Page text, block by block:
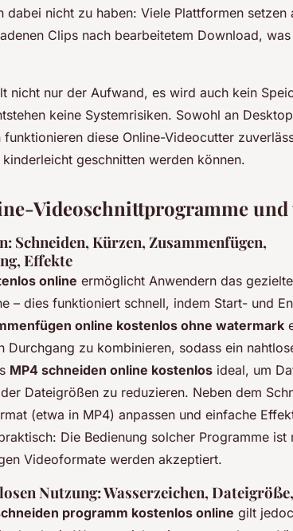
dabei nicht zu haben: Viele Plattformen setzen
Clips nach bearbeitetem Download,
nicht nur der Aufwand, es wird auch kein
keine Systemrisiken. Sowohl an
diese Online-Videocutter
geschnitten werden können.
Videoschnittprogramme und
Schneiden, Kürzen, Zusammenfügen,
Effekte
online ermöglicht Anwendern das
– dies funktioniert schnell, indem Start- und
online kostenlos ohne watermark
Durchgang zu kombinieren, sodass ein
MP4 schneiden online kostenlos ideal, um
Dateigrößen zu reduzieren. Neben dem
(etwa in MP4) anpassen und einfache
Die Bedienung solcher Programme
Videoformate werden akzeptiert.
Nutzung: Wasserzeichen,
programm kostenlos online gilt